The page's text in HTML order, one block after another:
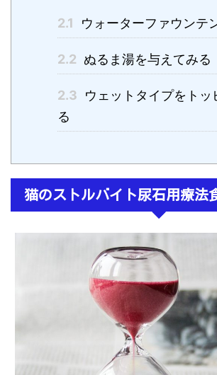
2.1 ウォーターファウンテ
2.2 ぬるま湯を与えてみる
2.3
ウェットタイプをトッ
る
猫のストルバイト尿石用療法